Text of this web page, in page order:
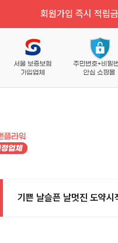
회원가입 즉시 적립
기쁜 날슬픈 날멋진 도약시